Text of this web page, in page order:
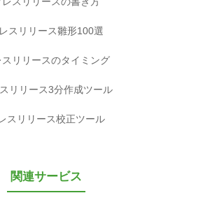
スリリース雛形100選
スリリースのタイミング
リリース3分作成ツール
スリリース校正ツール
関連サービス